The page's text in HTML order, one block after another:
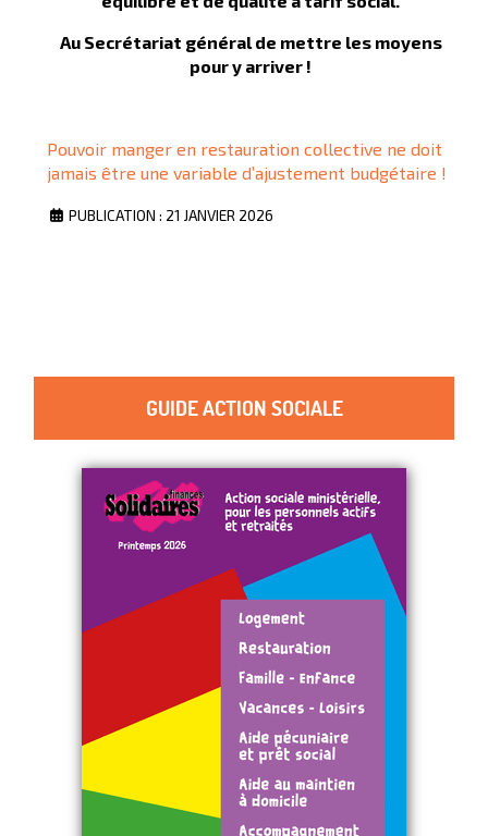
Au Secrétariat général de mettre les moyens
pour y arriver !
Pouvoir manger en restauration collective ne doit
jamais être une variable d’ajustement budgétaire !
PUBLICATION : 21 JANVIER 2026
GUIDE ACTION SOCIALE